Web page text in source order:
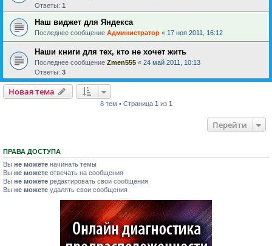
Ответы: 1
Наш виджет для Яндекса
Последнее сообщение Администратор « 17 ноя 2011, 16:12
Наши книги для тех, кто не хочет жить
Последнее сообщение Zmen555 « 24 май 2011, 10:13
Ответы: 3
Новая тема
8 тем • Страница 1 из 1
Перейти
ПРАВА ДОСТУПА
Вы не можете начинать темы
Вы не можете отвечать на сообщения
Вы не можете редактировать свои сообщения
Вы не можете удалять свои сообщения